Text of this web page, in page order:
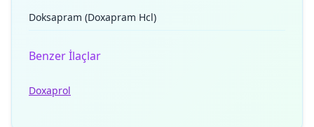
Doksapram (Doxapram Hcl)
Benzer İlaçlar
Doxaprol